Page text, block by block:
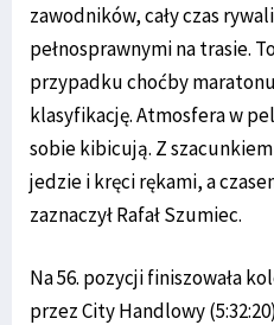
zawodników, cały czas
pełnosprawnymi na trasie.
przypadku choćby
klasyfikację. Atmosfera w
sobie kibicują. Z
jedzie i kręci rękami, a
zaznaczył Rafał Szumiec.
Na 56. pozycji finiszowała
przez City Handlowy